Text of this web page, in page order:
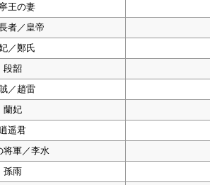
王の妻
者／皇帝
／鄭氏
段韶
／趙雷
蘭妃
遥君
将軍／李水
孫雨